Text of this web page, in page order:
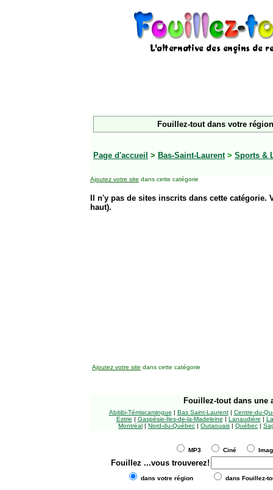
Fouillez-tout dans votre
Page d'accueil > Bas-Saint-Laurent > Sports &
Ajoutez votre site dans cette catégorie
Il n'y pas de sites inscrits dans cette
haut).
Ajoutez votre site dans cette catégorie
Fouillez-tout dans une
Abitibi-Témiscamingue | Bas Saint-Laurent| Centre-du-
Estrie | Gaspésie-Îles-de-la-Madeleine | Lanaudière |
Montréal | Nord-du-Québec | Outaouais | Québec |
MP3 Ciné
Fouillez ...vous trouverez!
dans votre région dans Fouillez-